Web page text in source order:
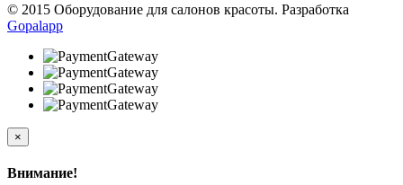
© 2015 Оборудование для салонов красоты. Разработка
Gopalapp
×
Внимание!